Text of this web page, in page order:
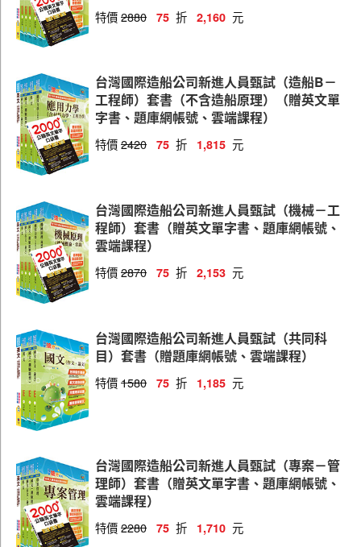
電機工程師
輪機工程師
機械工程師
技術生
特價2880 75 折 2,160 元
台灣國際造船公司新進人員甄試（造船B－
工程師）套書（不含造船原理）（贈英文單
字書、題庫網帳號、雲端課程）
特價2420 75 折 1,815 元
台灣國際造船公司新進人員甄試（機械－工
程師）套書（贈英文單字書、題庫網帳號、
雲端課程）
特價2870 75 折 2,153 元
台灣國際造船公司新進人員甄試（共同科
目）套書（贈題庫網帳號、雲端課程）
特價1580 75 折 1,185 元
台灣國際造船公司新進人員甄試（專案－管
理師）套書（贈英文單字書、題庫網帳號、
雲端課程）
特價2280 75 折 1,710 元